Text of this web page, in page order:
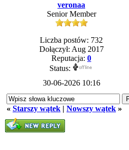
veronaa
Senior Member
Liczba postów: 732
Dołączył: Aug 2017
Reputacja: 0
Status:
30-06-2026 10:16
« Starszy wątek | Nowszy wątek »